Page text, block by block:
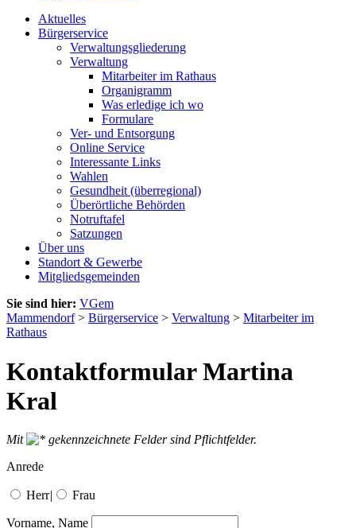
Aktuelles
Bürgerservice
Verwaltungsgliederung
Verwaltung
Mitarbeiter im Rathaus
Organigramm
Was erledige ich wo
Formulare
Ver- und Entsorgung
Online Service
Interessante Links
Wahlen
Gesundheit (überregional)
Überörtliche Behörden
Notruftafel
Satzungen
Über uns
Standort & Gewerbe
Mitgliedsgemeinden
Sie sind hier: VGem
Mammendorf> Bürgerservice > Verwaltung > Mitarbeiter im
Rathaus
Kontaktformular Martina
Kral
Mit
gekennzeichnete Felder sind Pflichtfelder.
Anrede
Herr| Frau
Vorname, Name